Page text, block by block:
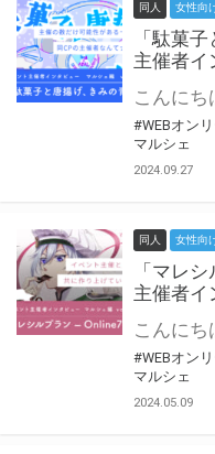
同人 女性向
「駄菓
主催者イ
#WEBオン
マルシェ
2024.09.27
同人 女性向
「マレ
主催者イ
#WEBオン
マルシェ
2024.05.09